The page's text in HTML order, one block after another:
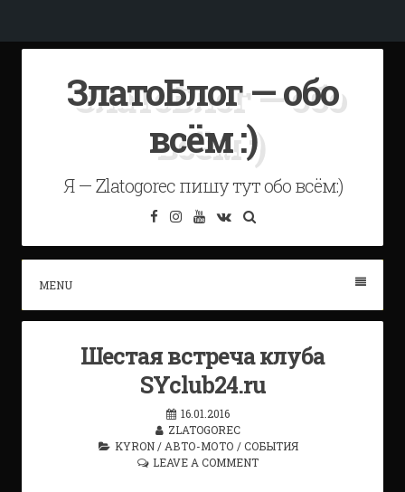
contentЗлатоБлог — обо
всём :)
Я — Zlatogorec пишу тут обо всём:)
Facebook
Instagram
YouTube
VK
MENU
Шестая встреча клуба
SYclub24.ru
16.01.2016
ZLATOGOREC
KYRON/ АВТО-МОТО /СОБЫТИЯ
LEAVE A COMMENT